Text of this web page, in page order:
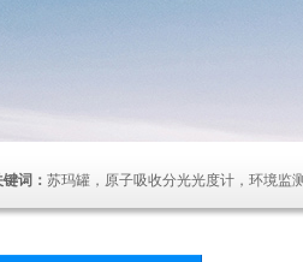
词： 苏玛罐，原子吸收分光光度计，环境监